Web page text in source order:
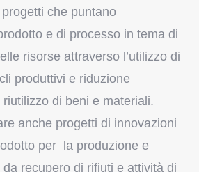
che puntano
e di processo in tema di
risorse attraverso l’utilizzo di
produttivi e riduzione
di beni e materiali.
anche progetti di innovazioni
per la produzione e
da recupero di rifiuti e attività di